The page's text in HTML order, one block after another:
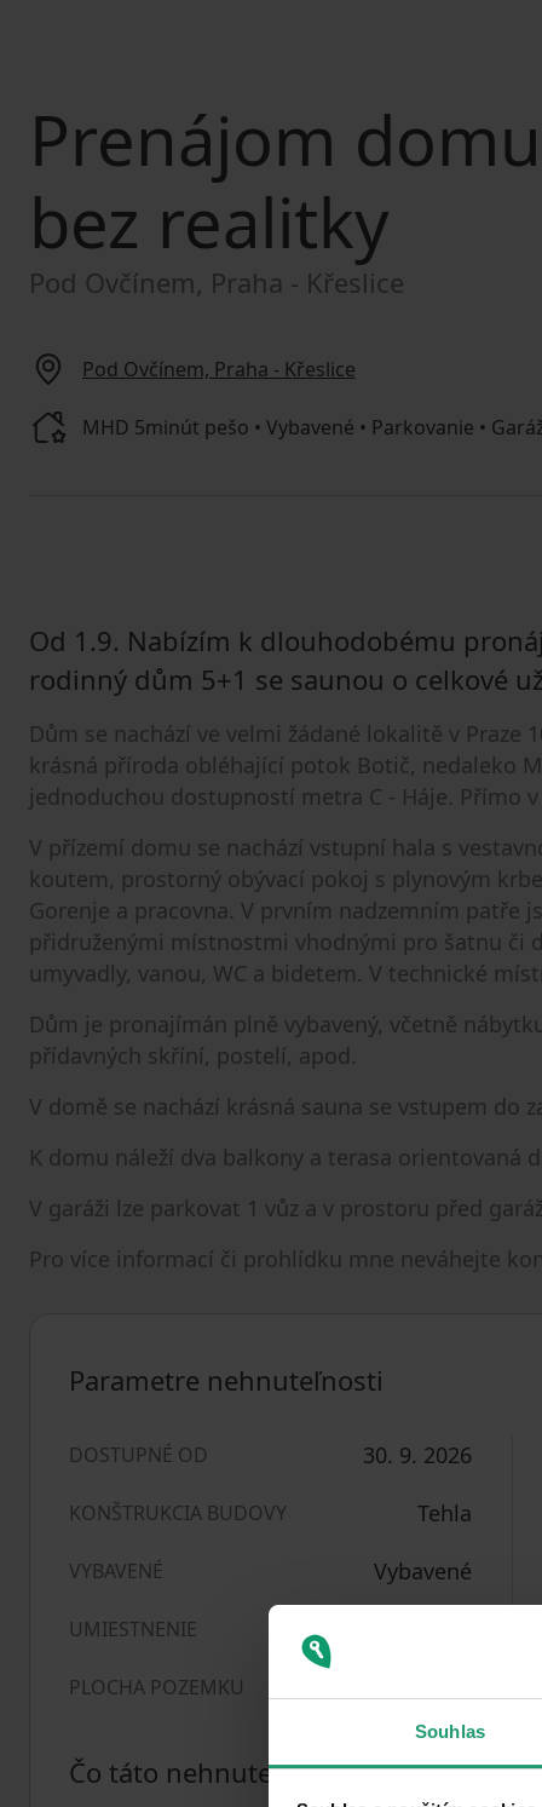
Souhlas
Prenájom domu
bez realitky
Pod Ovčínem, Praha - Křeslice
Pod Ovčínem, Praha - Křeslice
MHD 5minút pešo • Vybavené • Parkovanie •
Od 1.9. Nabízím k dlouhodobému
rodinný dům 5+1 se saunou o celkové
Dům se nachází ve velmi žádané lokalitě v Praze
krásná příroda obléhající potok Botič, nedaleko
jednoduchou dostupností metra C - Háje. Přímo
V přízemí domu se nachází vstupní hala s
koutem, prostorný obývací pokoj s plynovým
Gorenje a pracovna. V prvním nadzemním patře
přidruženými místnostmi vhodnými pro šatnu či
umyvadly, vanou, WC a bidetem. V technické
Dům je pronajímán plně vybavený, včetně
přídavných skříní, postelí, apod.
V domě se nachází krásná sauna se vstupem do
K domu náleží dva balkony a terasa orientovaná
V garáži lze parkovat 1 vůz a v prostoru před
Pro více informací či prohlídku mne neváhejte
Parametre nehnuteľnosti
DOSTUPNÉ OD 30. 9. 2026
KONŠTRUKCIA BUDOVY Tehla
VYBAVENÉ Vybavené
UMIESTNENIE
PLOCHA POZEMKU
Čo táto nehnuteľnosť ponúka?